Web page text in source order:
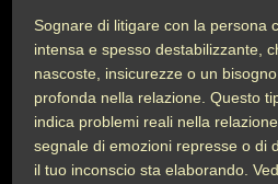
Sognare di litigare con la persona
intensa e spesso destabilizzante,
nascoste, insicurezze o un
profonda nella relazione. Questo
indica problemi reali nella
segnale di emozioni represse o di
il tuo inconscio sta elaborando.